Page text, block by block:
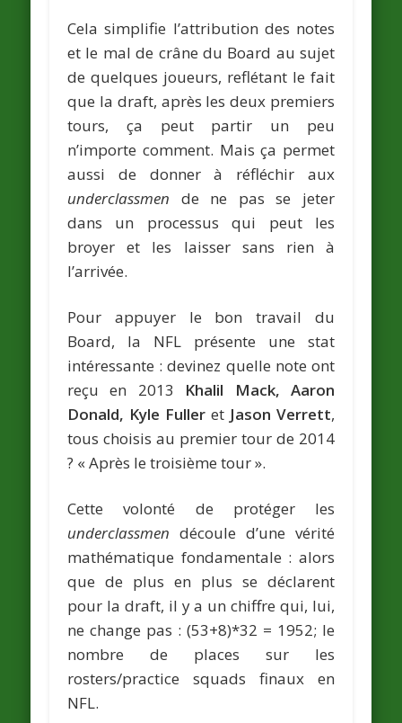
Cela simplifie l’attribution des notes
et le mal de crâne du Board au sujet
de quelques joueurs, reflétant le fait
que la draft, après les deux premiers
tours, ça peut partir un peu
n’importe comment. Mais ça permet
aussi de donner à réfléchir aux
underclassmen de ne pas se jeter
dans un processus qui peut les
broyer et les laisser sans rien à
l’arrivée.
Pour appuyer le bon travail du
Board, la NFL présente une stat
intéressante : devinez quelle note ont
reçu en 2013 Khalil Mack, Aaron
Donald, Kyle Fuller et Jason Verrett,
tous choisis au premier tour de 2014
? « Après le troisième tour ».
Cette volonté de protéger les
underclassmen découle d’une vérité
mathématique fondamentale : alors
que de plus en plus se déclarent
pour la draft, il y a un chiffre qui, lui,
ne change pas : (53+8)*32 = 1952; le
nombre de places sur les
rosters/practice squads finaux en
NFL.